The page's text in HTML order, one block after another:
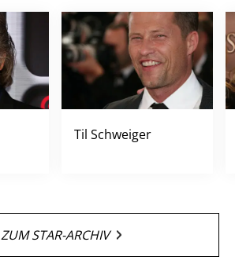
Til Schweiger
ZUM STAR-ARCHIV